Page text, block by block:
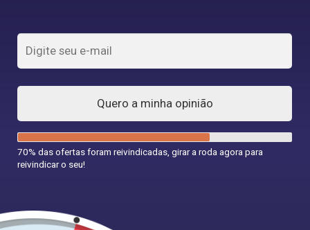
Quero a minha opinião
70% das ofertas foram reivindicadas, girar a roda agora para
reivindicar o seu!